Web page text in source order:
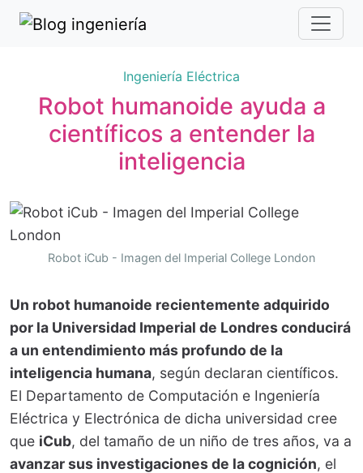
Ingeniería Eléctrica
Robot humanoide ayuda a
científicos a entender la
inteligencia
Robot iCub - Imagen del Imperial College London
Un robot humanoide recientemente adquirido
por la Universidad Imperial de Londres conducirá
a un entendimiento más profundo de la
inteligencia humana, según declaran científicos.
El Departamento de Computación e Ingeniería
Eléctrica y Electrónica de dicha universidad cree
que iCub, del tamaño de un niño de tres años, va a
avanzar sus investigaciones de la cognición, el